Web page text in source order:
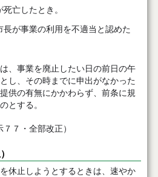
亡したとき。
が事業の利用を不適当と認めた
、事業を廃止したい日の前日の午
し、その時までに申出がなかった
供の有無にかかわらず、前条に規
とする。
７７・全部改正）
休止しようとするときは、速やか